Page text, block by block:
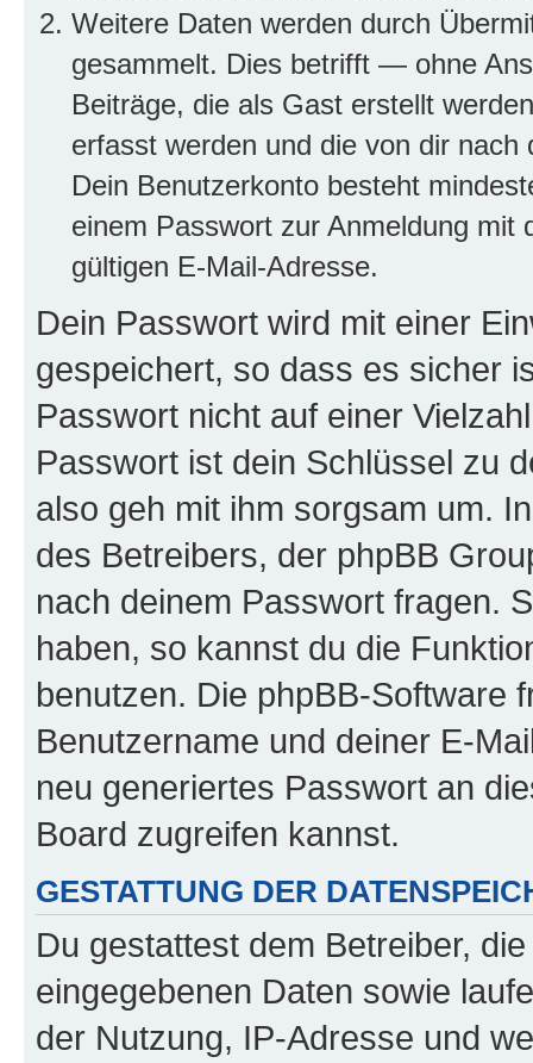
Weitere Daten werden durch
gesammelt. Dies betrifft — ohne
Beiträge, die als Gast erstellt
erfasst werden und die von dir
Dein Benutzerkonto besteht
einem Passwort zur Anmeldung mit
gültigen E-Mail-Adresse.
Dein Passwort wird mit einer
gespeichert, so dass es sicher
Passwort nicht auf einer
Passwort ist dein Schlüssel zu
also geh mit ihm sorgsam um.
des Betreibers, der phpBB
nach deinem Passwort fragen.
haben, so kannst du die
benutzen. Die phpBB-Software
Benutzername und deiner E-
neu generiertes Passwort an
Board zugreifen kannst.
GESTATTUNG DER
Du gestattest dem Betreiber,
eingegebenen Daten sowie
der Nutzung, IP-Adresse und